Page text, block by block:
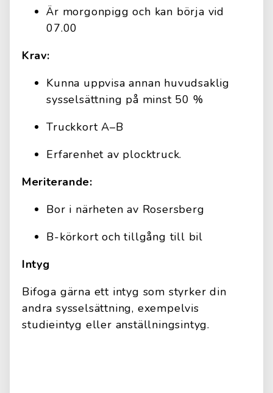
Är morgonpigg och kan börja vid
07.00
Krav:
Kunna uppvisa annan huvudsaklig
sysselsättning på minst 50 %
Truckkort A–B
Erfarenhet av plocktruck.
Meriterande:
Bor i närheten av Rosersberg
B-körkort och tillgång till bil
Intyg
Bifoga gärna ett intyg som styrker din
andra sysselsättning, exempelvis
studieintyg eller anställningsintyg.